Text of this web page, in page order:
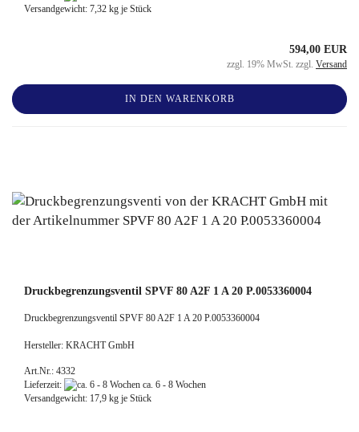
Versandgewicht: 7,32 kg je Stück
594,00 EUR
zzgl. 19% MwSt. zzgl. Versand
IN DEN WARENKORB
Druckbegrenzungsventil SPVF 80 A2F 1 A 20 P.0053360004
Druckbegrenzungsventil SPVF 80 A2F 1 A 20 P.0053360004
Hersteller: KRACHT GmbH
Art.Nr.: 4332
Lieferzeit:
ca. 6 - 8 Wochen
Versandgewicht: 17,9 kg je Stück